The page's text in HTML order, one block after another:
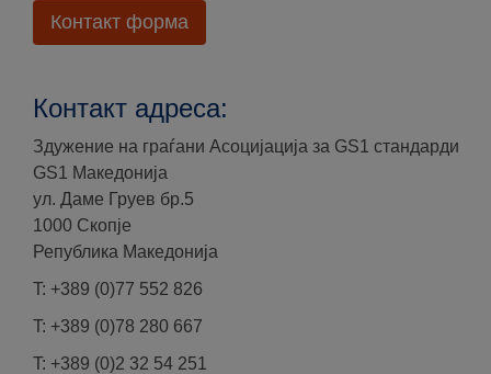
Контакт форма
Контакт адреса:
Здужение на граѓани Асоцијација за GS1 стандарди
GS1 Македонија
ул. Даме Груев бр.5
1000 Скопје
Република Македонија
T: +389 (0)77 552 826
T: +389 (0)78 280 667
T: +389 (0)2 32 54 251